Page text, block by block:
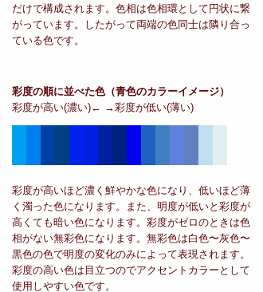
だけで構成されます。色相は色相環として円状に繋
がっています。したがって両端の色同士は隣り合っ
ている色です。
彩度の順に並べた色（青色のカラーイメージ）
彩度が高い(濃い)← →彩度が低い(薄い)
彩度が高いほど濃く鮮やかな色になり、低いほど薄
く濁った色になります。また、明度が低いと彩度が
高くても暗い色になります。彩度がゼロのときは色
相がない無彩色になります。無彩色は白色〜灰色〜
黒色の色で明度の変化のみによって表現されます。
彩度の高い色は目立つのでアクセントカラーとして
使用しやすい色です。